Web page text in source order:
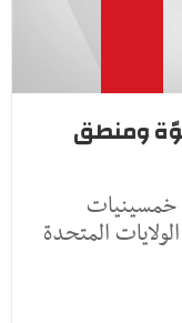
ومنطق
خمسينيات
المتحدة